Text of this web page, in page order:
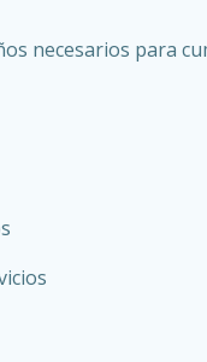
necesarios para